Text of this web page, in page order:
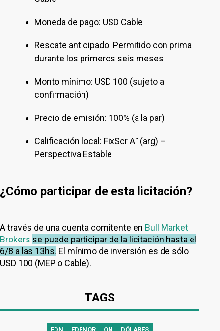
Moneda de pago: USD Cable
Rescate anticipado: Permitido con prima
durante los primeros seis meses
Monto mínimo: USD 100 (sujeto a
confirmación)
Precio de emisión: 100% (a la par)
Calificación local: FixScr A1(arg) –
Perspectiva Estable
¿Cómo participar de esta licitación?
A través de una cuenta comitente en Bull Market
Brokers se puede participar de la licitación hasta el
6/8 a las 13hs. El mínimo de inversión es de sólo
USD 100 (MEP o Cable).
TAGS
EDN EDENOR ON DÓLARES